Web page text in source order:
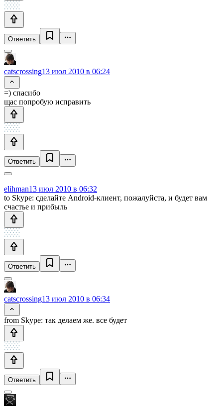
Ответить
catscrossing13 июл 2010 в 06:24
=) спасибо
щас попробую исправить
Ответить
elihman13 июл 2010 в 06:32
to Skype: сделайте Android-клиент, пожалуйста, и будет вам
счастье и прибыль
Ответить
catscrossing13 июл 2010 в 06:34
from Skype: так делаем же. все будет
Ответить